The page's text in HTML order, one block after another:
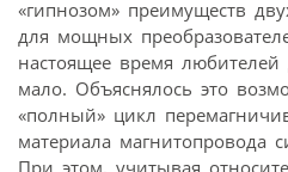
«гипнозом» преимуществ
для мощных
настоящее время любителей
мало. Объяснялось это
«полный» цикл
материала магнитопровода
При этом, учитывая